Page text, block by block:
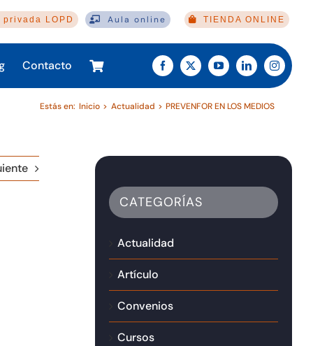
privada LOPD Aula online TIENDA ONLINE
Contacto
Estás en: Inicio Actualidad PREVENFOR EN LOS MEDIOS
CATEGORÍAS
Actualidad
Artículo
Convenios
Cursos